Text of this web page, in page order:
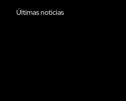
Últimas noticias